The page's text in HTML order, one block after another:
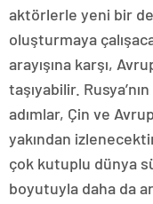
aktörlerle yeni bir
oluşturmaya
arayışına karşı,
taşıyabilir.
adımlar, Çin ve
yakından
çok kutuplu dünya
boyutuyla daha da